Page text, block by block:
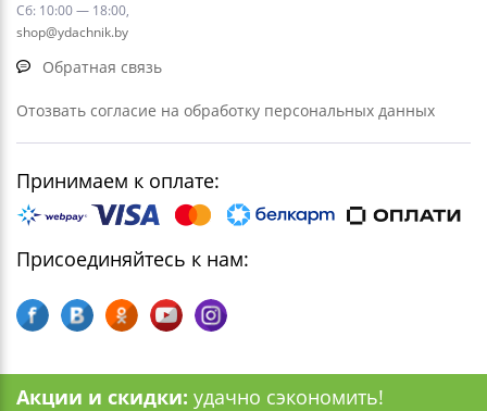
Сб: 10:00 — 18:00,
shop@ydachnik.by
Обратная связь
Отозвать согласие на обработку персональных данных
Принимаем к оплате:
Присоединяйтесь к нам:
Акции и скидки: удачно сэкономить!